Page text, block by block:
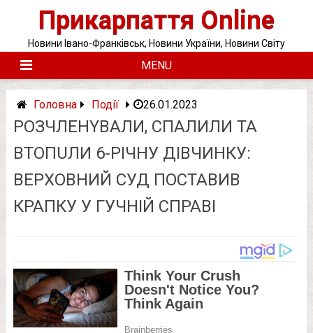
Прикарпаття Online
Новини Івано-Франківськ, Новини України, Новини Світу
MENU
Головна Події 26.01.2023
РОЗЧЛEНYВАЛИ, СПAЛИЛИ ТА
ВТOПUЛИ 6-РІЧНУ ДІВЧИНКУ:
ВЕРХОВНИЙ СУД ПОСТАВИВ
КРАПКУ У ГУЧНІЙ СПРАВІ